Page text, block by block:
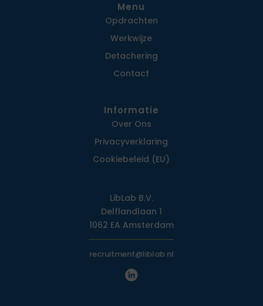
Menu
Opdrachten
Werkwijze
Detachering
Contact
Informatie
Over Ons
Privacy­verklaring
Cookiebeleid (EU)
LibLab B.V.
Delflandlaan 1
1062 EA Amsterdam
recruitment@liblab.nl